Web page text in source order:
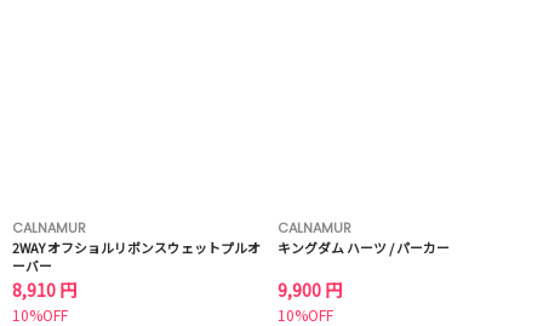
CALNAMUR
2WAY オフショルリボンスウェットプルオ
ーバー
8,910 円
10%OFF
CALNAMUR
キングダム ハーツ / パーカー
9,900 円
10%OFF